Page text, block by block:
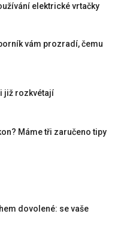
elektrické vrtačky
vám prozradí, čemu
již rozkvétají
Máme tři zaručeno tipy
dovolené: se vaše